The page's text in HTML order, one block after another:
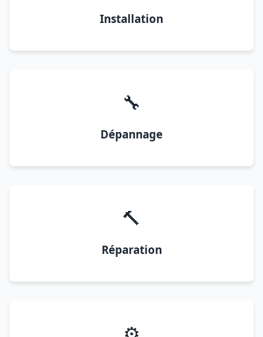
Installation
🔧
Dépannage
🔨
Réparation